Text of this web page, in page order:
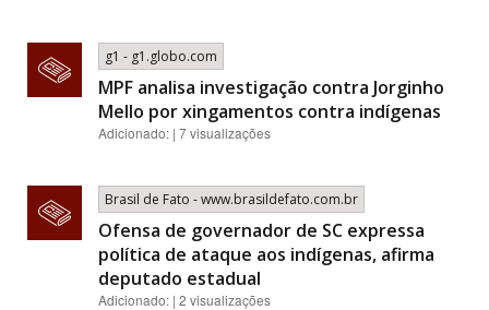
g1 - g1.globo.com
MPF analisa investigação contra Jorginho
Mello por xingamentos contra indígenas
Adicionado: | 7 visualizações
Brasil de Fato - www.brasildefato.com.br
Ofensa de governador de SC expressa
política de ataque aos indígenas, afirma
deputado estadual
Adicionado: | 2 visualizações